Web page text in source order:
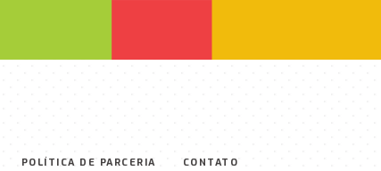
POLÍTICA DE PARCERIA CONTATO